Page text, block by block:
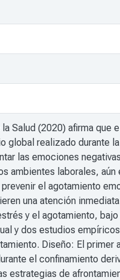
Salud (2020) afirma
global realizado durante
las emociones
ambientes laborales,
el agotamiento
una atención
y el agotamiento,
y dos estudios
Diseño: El
el confinamiento
estrategias de